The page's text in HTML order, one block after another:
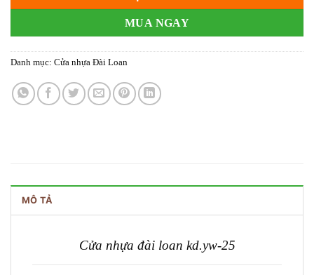
MUA NGAY
Danh mục: Cửa nhựa Đài Loan
MÔ TẢ
Cửa nhựa đài loan kd.yw-25